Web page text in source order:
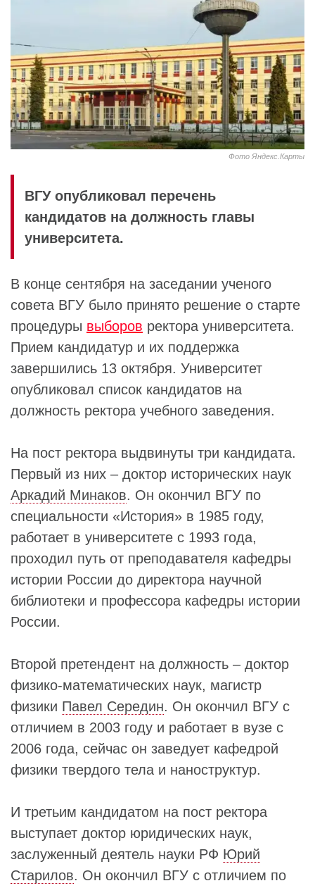
Фото Яндекс.Карты
ВГУ опубликовал перечень
кандидатов на должность главы
университета.
В конце сентября на заседании ученого
совета ВГУ было принято решение о старте
процедуры выборов ректора университета.
Прием кандидатур и их поддержка
завершились 13 октября. Университет
опубликовал список кандидатов на
должность ректора учебного заведения.
На пост ректора выдвинуты три кандидата.
Первый из них – доктор исторических наук
Аркадий Минаков. Он окончил ВГУ по
специальности «История» в 1985 году,
работает в университете с 1993 года,
проходил путь от преподавателя кафедры
истории России до директора научной
библиотеки и профессора кафедры истории
России.
Второй претендент на должность – доктор
физико-математических наук, магистр
физики Павел Середин. Он окончил ВГУ с
отличием в 2003 году и работает в вузе с
2006 года, сейчас он заведует кафедрой
физики твердого тела и наноструктур.
И третьим кандидатом на пост ректора
выступает доктор юридических наук,
заслуженный деятель науки РФ Юрий
Старилов. Он окончил ВГУ с отличием по